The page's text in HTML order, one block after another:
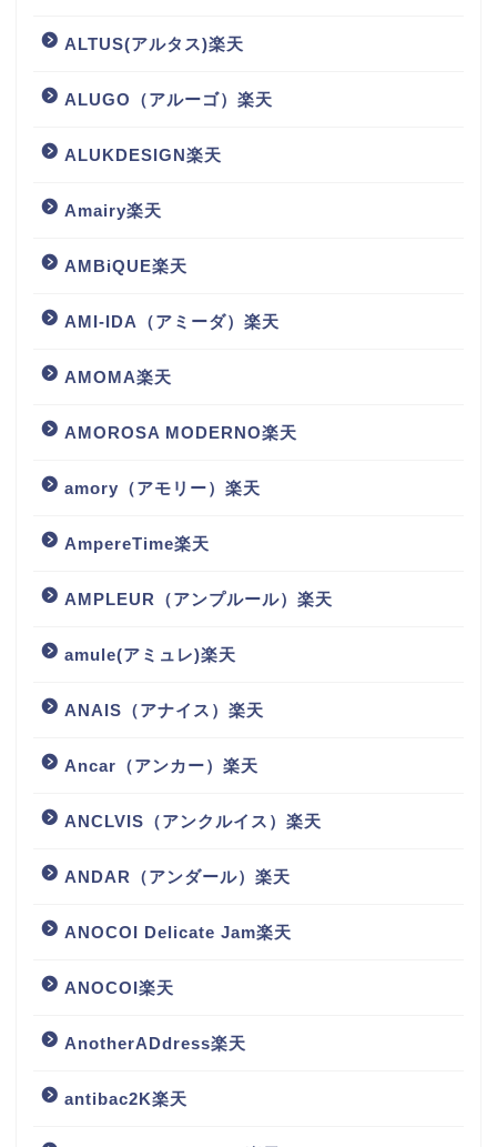
ALTUS(アルタス)楽天
ALUGO（アルーゴ）楽天
ALUKDESIGN楽天
Amairy楽天
AMBiQUE楽天
AMI-IDA（アミーダ）楽天
AMOMA楽天
AMOROSA MODERNO楽天
amory（アモリー）楽天
AmpereTime楽天
AMPLEUR（アンプルール）楽天
amule(アミュレ)楽天
ANAIS（アナイス）楽天
Ancar（アンカー）楽天
ANCLVIS（アンクルイス）楽天
ANDAR（アンダール）楽天
ANOCOI Delicate Jam楽天
ANOCOI楽天
AnotherADdress楽天
antibac2K楽天